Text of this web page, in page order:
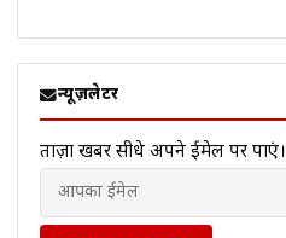
न्यूज़लेटर
ताज़ा खबरें सीधे अपने ईमेल पर पाएं।